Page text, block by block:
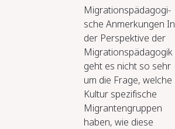
Mi­gra­ti­ons­päd­ago­gi­
sche An­mer­kun­gen In
der Perspektive der
Migrationspädagogik
geht es nicht so sehr
um die Frage, welche
Kultur spezifische
Migrantengruppen
haben, wie diese